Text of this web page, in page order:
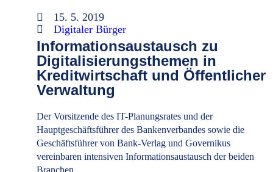
15. 5. 2019
Digitaler Bürger
Informationsaustausch zu
Digitalisierungsthemen in
Kreditwirtschaft und Öffentlicher
Verwaltung
Der Vorsitzende des IT-Planungsrates und der
Hauptgeschäftsführer des Bankenverbandes sowie die
Geschäftsführer von Bank-Verlag und Governikus
vereinbaren intensiven Informationsaustausch der beiden